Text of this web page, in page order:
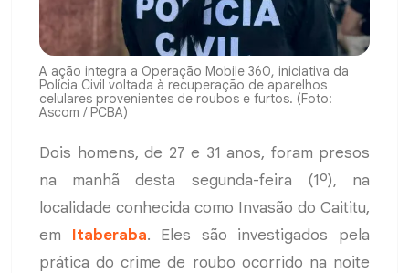
A ação integra a Operação Mobile 360, iniciativa da
Polícia Civil voltada à recuperação de aparelhos
celulares provenientes de roubos e furtos. (Foto:
Ascom / PCBA)
Dois homens, de 27 e 31 anos, foram presos
na manhã desta segunda-feira (1º), na
localidade conhecida como Invasão do Caititu,
em Itaberaba. Eles são investigados pela
prática do crime de roubo ocorrido na noite